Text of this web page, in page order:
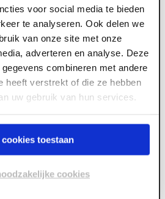
voor social media te bieden
te analyseren. Ook delen we
van onze site met onze
adverteren en analyse. Deze
combineren met andere
heeft verstrekt of die ze hebben
uw gebruik van hun services.
cookies toestaan
cookies
3 mm SG 1030 binnen
een account aan om toegang
in voor prijzen